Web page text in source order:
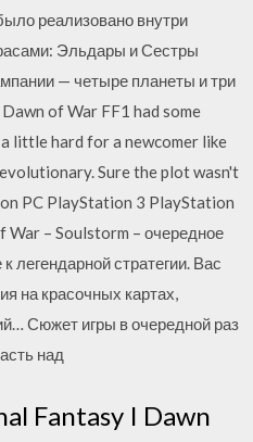
реализовано внутри
Эльдары и Сестры
— четыре планеты и три
of War FF1 had some
little hard for a newcomer like
Sure the plot wasn't
PC PlayStation 3 PlayStation
War – Soulstorm – очередное
легендарной стратегии. Вас
на красочных картах,
Сюжет игры в очередной раз
над
Fantasy I Dawn